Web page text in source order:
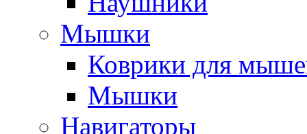
Мышки
Коврики для
Мышки
Навигаторы